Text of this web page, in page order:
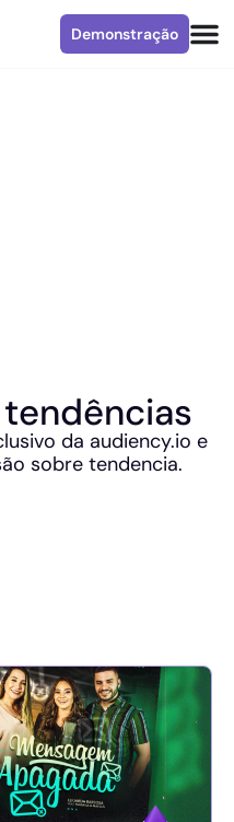
Demonstração
da audiency.io e
sobre tendencia.